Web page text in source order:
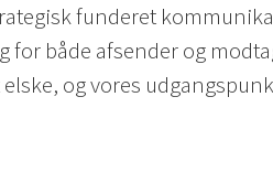
funderet
både afsender og
og vores